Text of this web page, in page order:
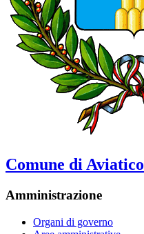
Comune di Aviatico
Amministrazione
Organi di governo